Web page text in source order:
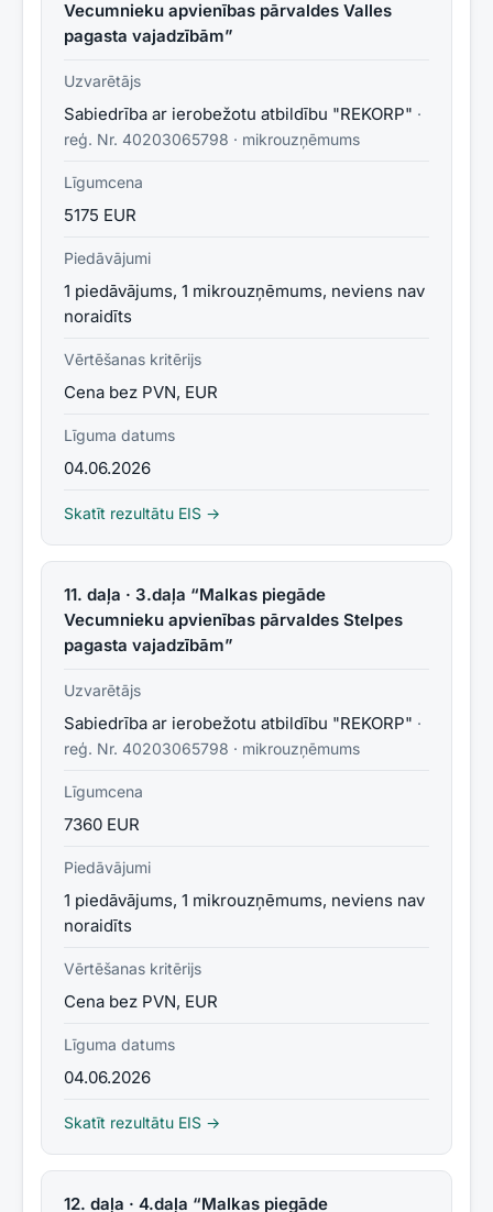
Vecumnieku apvienības pārvaldes Valles
pagasta vajadzībām”
Uzvarētājs
Sabiedrība ar ierobežotu atbildību "REKORP" ·
reģ. Nr. 40203065798 · mikrouzņēmums
Līgumcena
5175 EUR
Piedāvājumi
1 piedāvājums, 1 mikrouzņēmums, neviens nav
noraidīts
Vērtēšanas kritērijs
Cena bez PVN, EUR
Līguma datums
04.06.2026
Skatīt rezultātu EIS →
11. daļa · 3.daļa “Malkas piegāde
Vecumnieku apvienības pārvaldes Stelpes
pagasta vajadzībām”
Uzvarētājs
Sabiedrība ar ierobežotu atbildību "REKORP" ·
reģ. Nr. 40203065798 · mikrouzņēmums
Līgumcena
7360 EUR
Piedāvājumi
1 piedāvājums, 1 mikrouzņēmums, neviens nav
noraidīts
Vērtēšanas kritērijs
Cena bez PVN, EUR
Līguma datums
04.06.2026
Skatīt rezultātu EIS →
12. daļa · 4.daļa “Malkas piegāde